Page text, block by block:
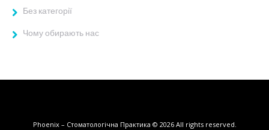
Без категорії
Чому обирають нас
Phoenix – Стоматологічна Практика © 2026 All rights reserved.